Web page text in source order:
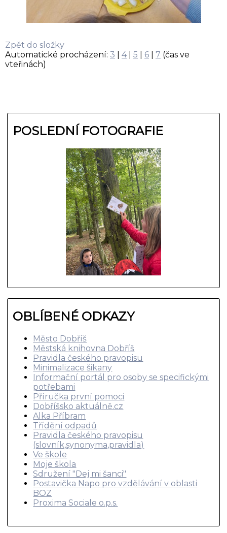
Zpět do složky
Automatické procházení: 3 4| 5 6 7 (čas ve
vteřinách)
POSLEDNÍ FOTOGRAFIE
OBLÍBENÉ ODKAZY
Město Dobříš
Městská knihovna Dobříš
Pravidla českého pravopisu
Minimalizace šikany
Informační portál pro osoby se specifickými
potřebami
Příručka první pomoci
Dobříšsko aktuálně.cz
Alka Příbram
Třídění odpadů
Pravidla českého pravopisu
(slovník,synonyma,pravidla)
Ve škole
Moje škola
Sdružení "Dej mi šanci"
Postavička Napo pro vzdělávání v oblasti
BOZ
Proxima Sociale o.p.s.